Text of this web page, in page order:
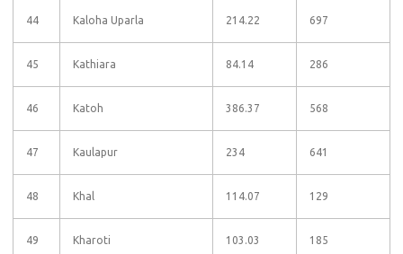
44 Kaloha Uparla 214.22 697
45 Kathiara 84.14 286
46 Katoh 386.37 568
47 Kaulapur 234 641
48 Khal 114.07 129
49 Kharoti 103.03 185